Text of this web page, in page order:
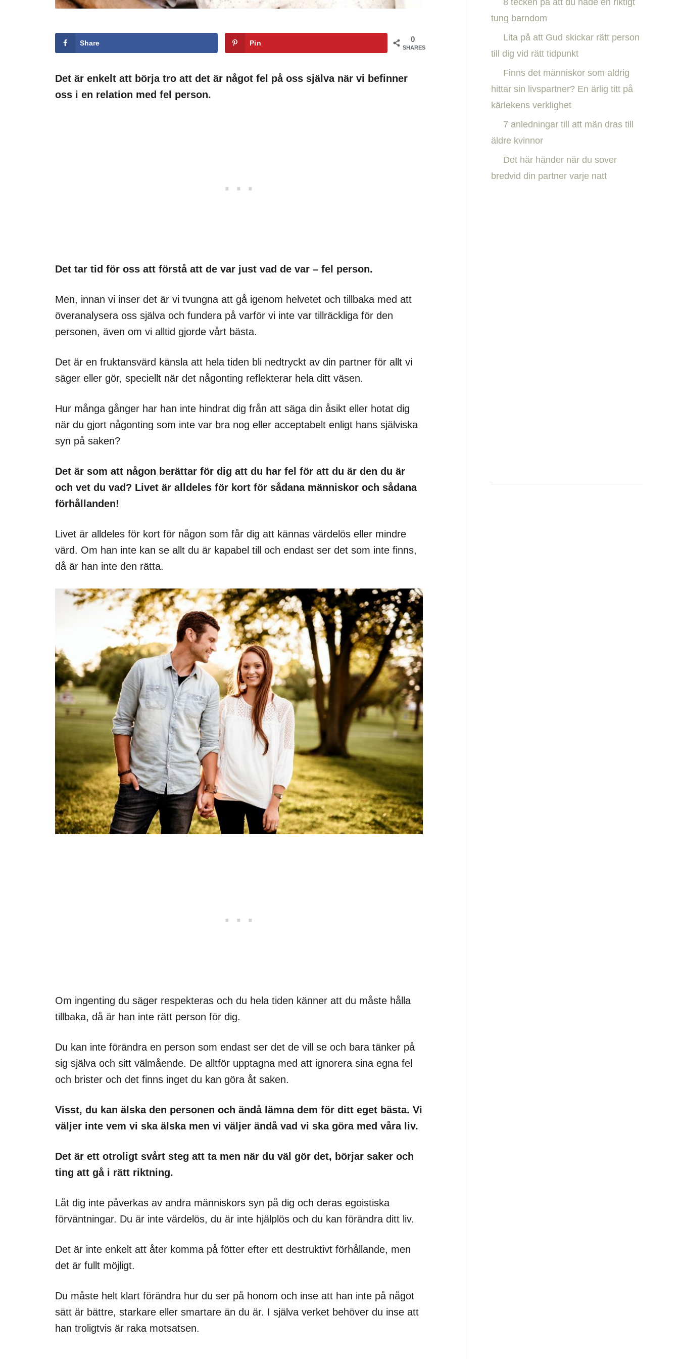
0
SHARES
Share Pin
Det är enkelt att börja tro att det är något fel på oss själva när vi befinner
oss i en relation med fel person.
Det tar tid för oss att förstå att de var just vad de var – fel person.
Men, innan vi inser det är vi tvungna att gå igenom helvetet och tillbaka med att
överanalysera oss själva och fundera på varför vi inte var tillräckliga för den
personen, även om vi alltid gjorde vårt bästa.
Det är en fruktansvärd känsla att hela tiden bli nedtryckt av din partner för allt vi
säger eller gör, speciellt när det någonting reflekterar hela ditt väsen.
Hur många gånger har han inte hindrat dig från att säga din åsikt eller hotat dig
när du gjort någonting som inte var bra nog eller acceptabelt enligt hans själviska
syn på saken?
Det är som att någon berättar för dig att du har fel för att du är den du är
och vet du vad? Livet är alldeles för kort för sådana människor och sådana
förhållanden!
Livet är alldeles för kort för någon som får dig att kännas värdelös eller mindre
värd. Om han inte kan se allt du är kapabel till och endast ser det som inte finns,
då är han inte den rätta.
Om ingenting du säger respekteras och du hela tiden känner att du måste hålla
tillbaka, då är han inte rätt person för dig.
Du kan inte förändra en person som endast ser det de vill se och bara tänker på
sig själva och sitt välmående. De alltför upptagna med att ignorera sina egna fel
och brister och det finns inget du kan göra åt saken.
Visst, du kan älska den personen och ändå lämna dem för ditt eget bästa. Vi
väljer inte vem vi ska älska men vi väljer ändå vad vi ska göra med våra liv.
Det är ett otroligt svårt steg att ta men när du väl gör det, börjar saker och
ting att gå i rätt riktning.
Låt dig inte påverkas av andra människors syn på dig och deras egoistiska
förväntningar. Du är inte värdelös, du är inte hjälplös och du kan förändra ditt liv.
Det är inte enkelt att åter komma på fötter efter ett destruktivt förhållande, men
det är fullt möjligt.
Du måste helt klart förändra hur du ser på honom och inse att han inte på något
sätt är bättre, starkare eller smartare än du är. I själva verket behöver du inse att
han troligtvis är raka motsatsen.
f
r
8 tecken på att du hade en riktigt
tung barndom
Lita på att Gud skickar rätt person
till dig vid rätt tidpunkt
Finns det människor som aldrig
hittar sin livspartner? En ärlig titt på
kärlekens verklighet
7 anledningar till att män dras till
äldre kvinnor
Det här händer när du sover
bredvid din partner varje natt